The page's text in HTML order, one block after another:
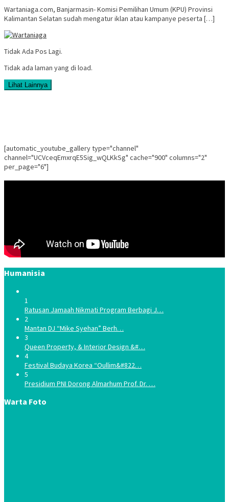
Wartaniaga.com, Banjarmasin- Komisi Pemilihan Umum (KPU) Provinsi
Kalimantan Selatan sudah mengatur iklan atau kampanye peserta […]
Tidak Ada Pos Lagi.
Tidak ada laman yang di load.
Lihat Lainnya
[automatic_youtube_gallery type="channel"
channel="UCVceqEmxrqE5Sig_wQLKkSg" cache="900" columns="2"
per_page="6"]
Humanisia
1
Ratusan Jamaah Nikmati Program Berbagi J…
2
Mantan DJ “Mike Syehan” Berh…
3
Queen Property, & Interior Design &#…
4
Festival Budaya Korea “Oullim&#822…
5
Presidium PNI Dorong Almarhum Prof. Dr. …
Warta Foto